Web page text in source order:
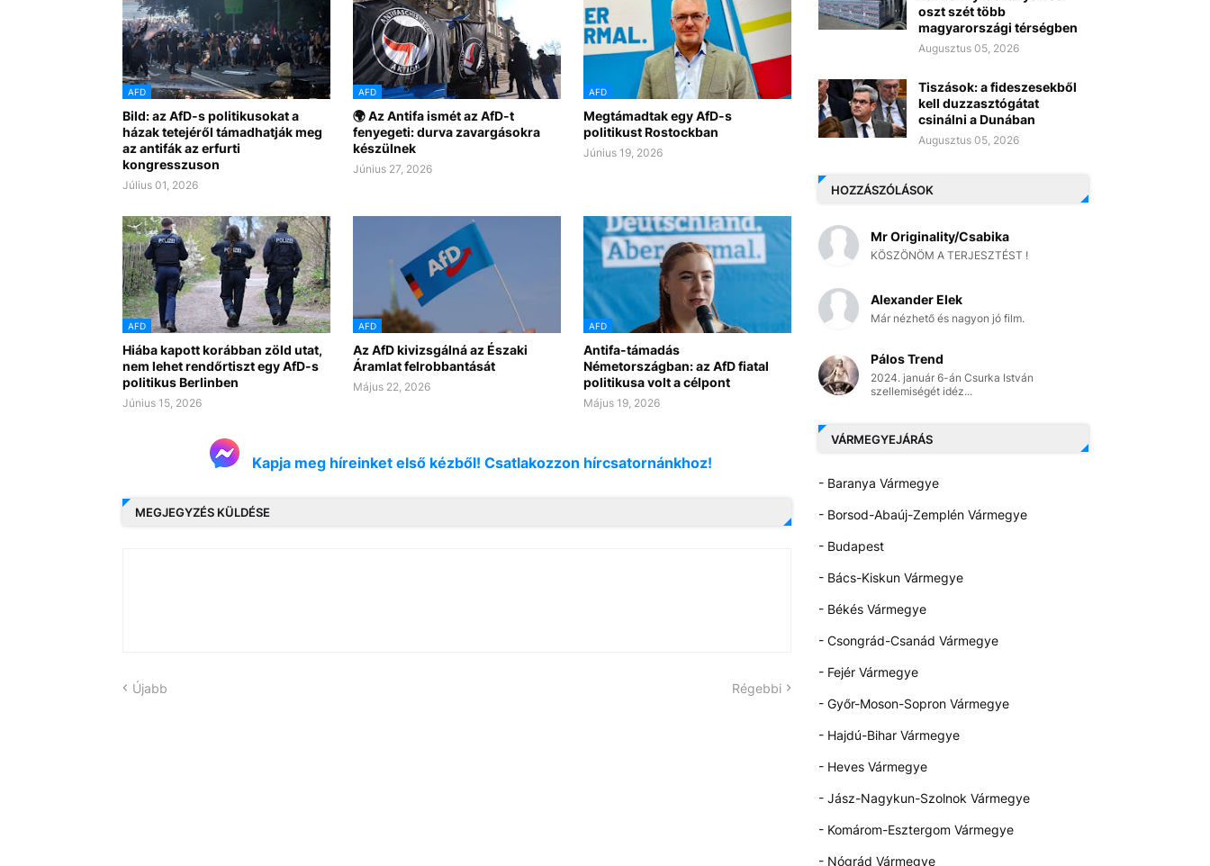
AFD
Bild: az AfD-s politikusokat a
házak tetejéről támadhatják meg
az antifák az erfurti
kongresszuson
Július 01, 2026
AFD
🌍 Az Antifa ismét az AfD-t
fenyegeti: durva zavargásokra
készülnek
Június 27, 2026
AFD
Megtámadtak egy AfD-s
politikust Rostockban
Június 19, 2026
AFD
Hiába kapott korábban zöld utat,
nem lehet rendőrtiszt egy AfD-s
politikus Berlinben
Június 15, 2026
AFD
Az AfD kivizsgálná az Északi
Áramlat felrobbantását
Május 22, 2026
AFD
Antifa-támadás
Németországban: az AfD fiatal
politikusa volt a célpont
Május 19, 2026
Kapja meg híreinket első kézből! Csatlakozzon hírcsatornánkhoz!
MEGJEGYZÉS KÜLDÉSE
Újabb Régebbi
oszt szét több
magyarországi térségben
Augusztus 05, 2026
Tiszások: a fideszesekből
kell duzzasztógátat
csinálni a Dunában
Augusztus 05, 2026
HOZZÁSZÓLÁSOK
Mr Originality/Csabika
KÖSZÖNÖM A TERJESZTÉST !
Alexander Elek
Már nézhető és nagyon jó film.
Pálos Trend
2024. január 6-án Csurka István
szellemiségét idéz...
VÁRMEGYEJÁRÁS
- Baranya Vármegye
- Borsod-Abaúj-Zemplén Vármegye
- Budapest
- Bács-Kiskun Vármegye
- Békés Vármegye
- Csongrád-Csanád Vármegye
- Fejér Vármegye
- Győr-Moson-Sopron Vármegye
- Hajdú-Bihar Vármegye
- Heves Vármegye
- Jász-Nagykun-Szolnok Vármegye
- Komárom-Esztergom Vármegye
- Nógrád Vármegye